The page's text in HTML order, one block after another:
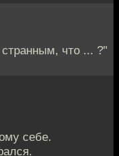
что ... ?"
себе.